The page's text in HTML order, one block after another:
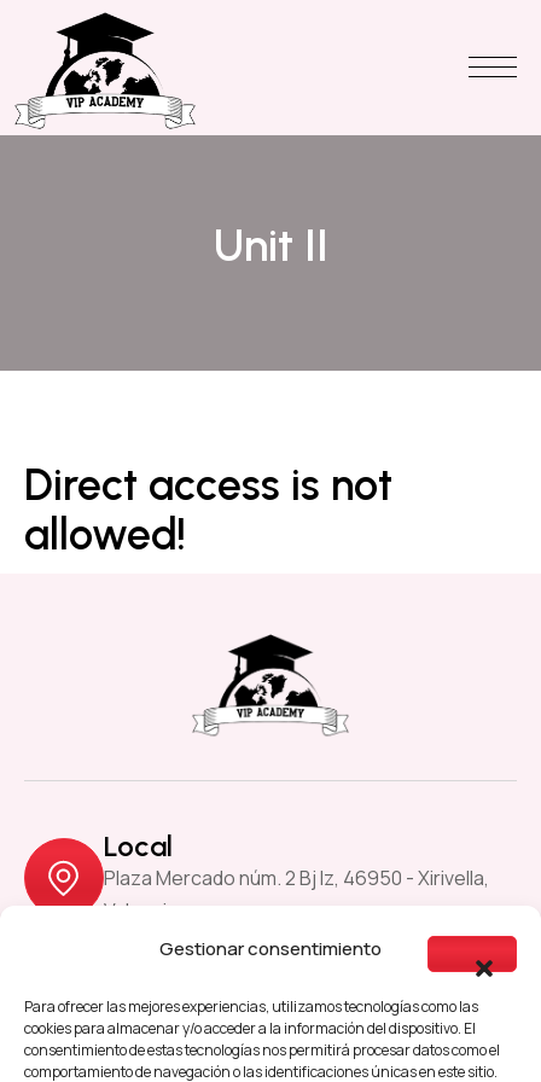
Gestionar consentimiento
Para ofrecer las mejores experiencias, utilizamos tecnologías como las
cookies para almacenar y/o acceder a la información del dispositivo. El
consentimiento de estas tecnologías nos permitirá procesar datos como el
comportamiento de navegación o las identificaciones únicas en este sitio.
Unit II
Direct access is not
allowed!
Local
Plaza Mercado núm. 2 Bj Iz, 46950 - Xirivella,
Valencia